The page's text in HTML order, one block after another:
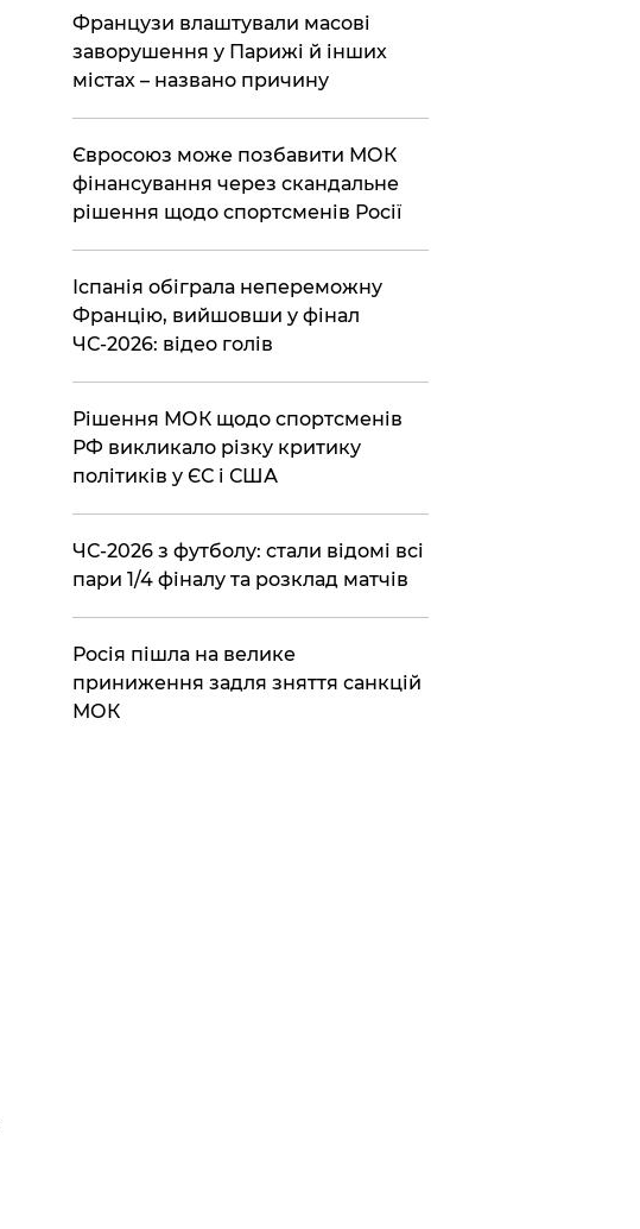
Французи влаштували масові
заворушення у Парижі й інших
містах – названо причину
Євросоюз може позбавити МОК
фінансування через скандальне
рішення щодо спортсменів Росії
Іспанія обіграла непереможну
Францію, вийшовши у фінал
ЧС-2026: відео голів
Рішення МОК щодо спортсменів
РФ викликало різку критику
політиків у ЄС і США
ЧС-2026 з футболу: стали відомі всі
пари 1/4 фіналу та розклад матчів
Росія пішла на велике
приниження задля зняття санкцій
МОК